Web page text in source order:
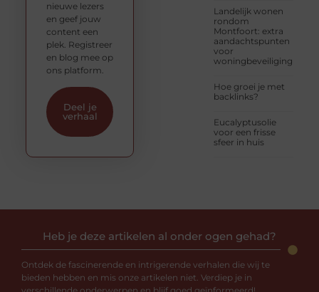
Landelijk wonen
rondom
Montfoort: extra
aandachtspunten
voor
woningbeveiliging
Hoe groei je met
backlinks?
Eucalyptusolie
voor een frisse
sfeer in huis
nieuwe lezers
en geef jouw
content een
plek. Registreer
en blog mee op
ons platform.
Deel je
verhaal
Heb je deze artikelen al onder ogen gehad?
Ontdek de fascinerende en intrigerende verhalen die wij te
bieden hebben en mis onze artikelen niet. Verdiep je in